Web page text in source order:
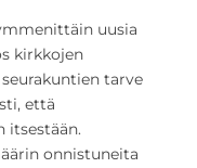
uusia
kirkkojen
tarve
että
itsestään.
onnistuneita